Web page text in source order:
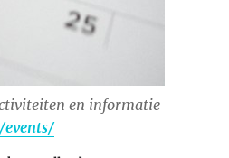
en informatie